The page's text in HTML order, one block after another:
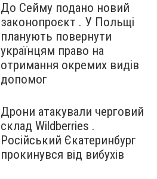
До Сейму подано новий
законопроєкт . У Польщі
планують повернути
українцям право на
отримання окремих видів
допомог
Дрони атакували черговий
склад Wildberries .
Російський Єкатеринбург
прокинувся від вибухів